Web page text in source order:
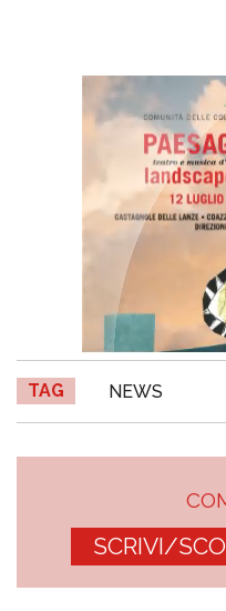
TAG NEWS
SCRIVI/